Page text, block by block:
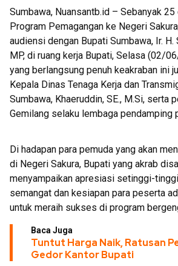
Sumbawa, Nuansantb.id – Sebanyak
Program Pemagangan ke Negeri
audiensi dengan Bupati Sumbawa, Ir.
MP, di ruang kerja Bupati, Selasa (02/
yang berlangsung penuh keakraban ini
Kepala Dinas Tenaga Kerja dan
Sumbawa, Khaeruddin, SE., M.Si, serta
Gemilang selaku lembaga pendamping
Di hadapan para pemuda yang akan
di Negeri Sakura, Bupati yang akrab
menyampaikan apresiasi setinggi-
semangat dan kesiapan para peserta
untuk meraih sukses di program
Baca Juga
Tuntut Harga Naik, Ratusan
Gedor Kantor Bupati